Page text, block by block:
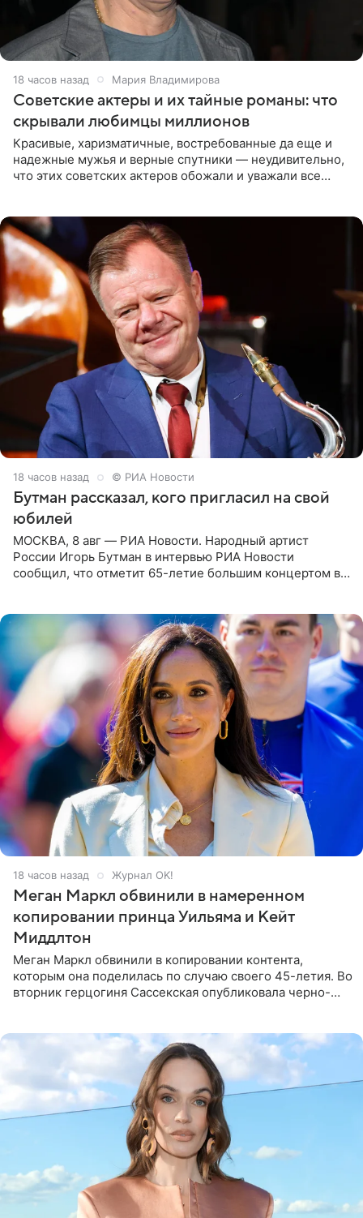
18 часов назад Мария Владимирова
Советские актеры и их тайные романы: что
скрывали любимцы миллионов
Красивые, харизматичные, востребованные да еще и
надежные мужья и верные спутники — неудивительно,
что этих советских актеров обожали и уважали все
18 часов назад © РИА Новости
Бутман рассказал, кого пригласил на свой
юбилей
МОСКВА, 8 авг — РИА Новости. Народный артист
России Игорь Бутман в интервью РИА Новости
сообщил, что отметит 65-летие большим концертом в
18 часов назад Журнал OK!
Меган Маркл обвинили в намеренном
копировании принца Уильяма и Кейт
Миддлтон
Меган Маркл обвинили в копировании контента,
которым она поделилась по случаю своего 45-летия. Во
вторник герцогиня Сассекская опубликовала черно-